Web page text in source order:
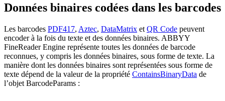
Données binaires codées dans les barcodes
Les barcodes PDF417, Aztec, DataMatrix et QR Code peuvent
encoder à la fois du texte et des données binaires. ABBYY
FineReader Engine représente toutes les données de barcode
reconnues, y compris les données binaires, sous forme de texte. La
manière dont les données binaires sont représentées sous forme de
texte dépend de la valeur de la propriété ContainsBinaryData de
l’objet BarcodeParams :